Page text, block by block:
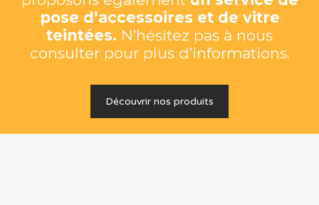
pose d’accessoires et de vitre
teintées. N’hésitez pas à nous
consulter pour plus d’informations.
Découvrir nos produits